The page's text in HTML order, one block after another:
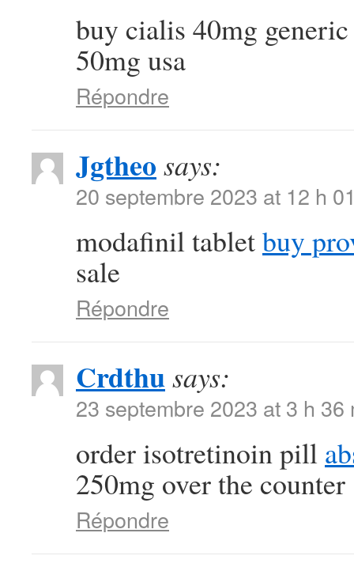
buy cialis 40mg
50mg usa
Répondre
Jgtheo says:
20 septembre 2023 at 12 h
modafinil tabletbuy
sale
Répondre
Crdthusays:
23 septembre 2023 at 3 h 36
order isotretinoin pill
250mg over the counter
Répondre